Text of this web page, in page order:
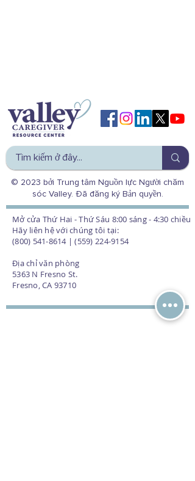
© 2023 bởi Trung tâm Nguồn lực Người chăm
sóc Valley. Đã đăng ký Bản quyền.
Mở cửa Thứ Hai - Thứ Sáu 8:00 sáng - 4:30 chiều
Hãy liên hệ với chúng tôi tại:
(800) 541-8614 | (559) 224-9154
Địa chỉ văn phòng
5363 N Fresno St.
Fresno, CA 93710